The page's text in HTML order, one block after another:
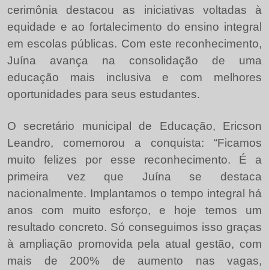
cerimônia destacou as iniciativas voltadas à
equidade e ao fortalecimento do ensino integral
em escolas públicas. Com este reconhecimento,
Juína avança na consolidação de uma
educação mais inclusiva e com melhores
oportunidades para seus estudantes.
O secretário municipal de Educação, Ericson
Leandro, comemorou a conquista: “Ficamos
muito felizes por esse reconhecimento. É a
primeira vez que Juína se destaca
nacionalmente. Implantamos o tempo integral há
anos com muito esforço, e hoje temos um
resultado concreto. Só conseguimos isso graças
à ampliação promovida pela atual gestão, com
mais de 200% de aumento nas vagas,